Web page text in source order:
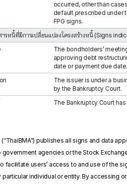
occurred, other than
default prescribed under
FPG signs.
ารหนี้ที่มีการเปลี่ยนแปลงโครงสร้างหนี้ (Signs
The bondholders’
approving debt
date or payment due date.
The issuer is under a
by the Bankruptcy Court.
The Bankruptcy Court
publishes all signs and data
agencies or the Stock
facilitate users’ access to and use of the
individual or entity. By accessing